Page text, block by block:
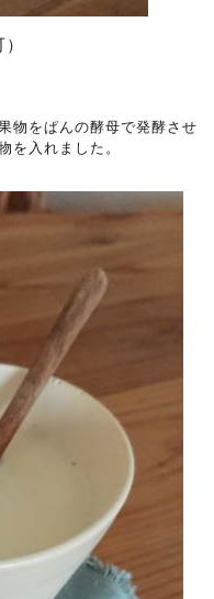
物をぱんの酵母で発酵させ
を入れました。